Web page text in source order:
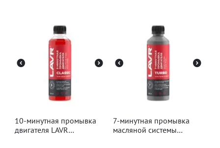
10-минутная промывка
двигателя LAVR
7-минутная промывка
масляной системы